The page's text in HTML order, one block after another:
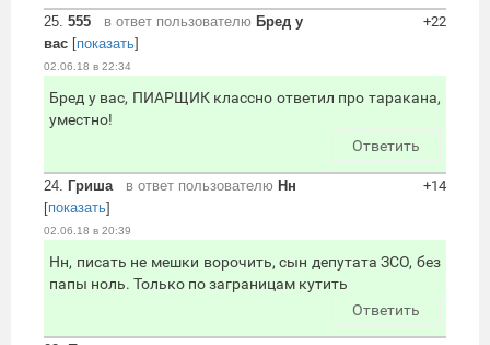
25. 555 в ответ пользователю Бред у
вас [показать]
02.06.18 в 22:34
+22
Бред у вас, ПИАРЩИК классно ответил про таракана,
уместно!
Ответить
24. Гриша в ответ пользователю Нн
[показать]
02.06.18 в 20:39
+14
Нн, писать не мешки ворочить, сын депутата ЗСО, без
папы ноль. Только по заграницам кутить
Ответить